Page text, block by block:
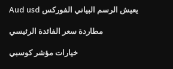
Aud usd يعيش الرسم البياني الفوركس
مطاردة سعر الفائدة الرئيسي
خيارات مؤشر كوسبي